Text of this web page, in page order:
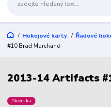
Hokejové karty Řadové
#10 Brad Marchand
2013-14 Artifacts
Novinka